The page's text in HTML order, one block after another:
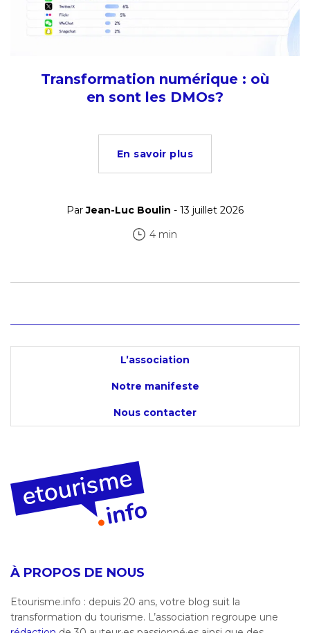
Transformation numérique : où
en sont les DMOs?
En savoir plus
ParJean-Luc Boulin - 13 juillet 2026
4 min
L’association
Notre manifeste
Nous contacter
À PROPOS DE NOUS
Etourisme.info : depuis 20 ans, votre blog suit la
transformation du tourisme. L’association regroupe une